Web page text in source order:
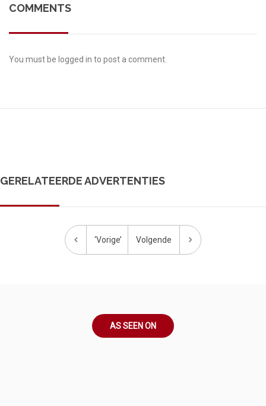
COMMENTS
You must be logged in to post a comment.
GERELATEERDE ADVERTENTIES
‘Vorige’ Volgende
AS SEEN ON